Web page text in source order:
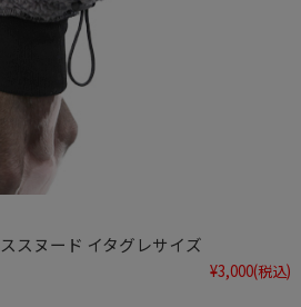
スヌード イタグレサイズ
¥3,000(税込)